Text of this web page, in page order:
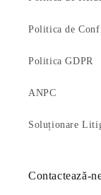
Politica de
Politica GDPR
ANPC
Soluționare
Contactează-